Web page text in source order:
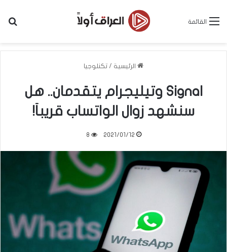
القائمة
الرئيسية / تكنلوجيا
Signal وتيليجرام يتقدمان.. هل
سنشهد زوال الواتساب قريباَ!
2021/01/12
8